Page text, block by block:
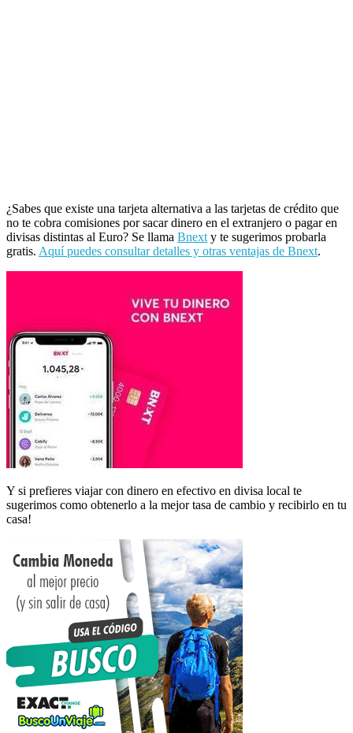
¿Sabes que existe una tarjeta alternativa a las tarjetas de crédito que
no te cobra comisiones por sacar dinero en el extranjero o pagar en
divisas distintas al Euro? Se llama Bnext y te sugerimos probarla
gratis. Aquí puedes consultar detalles y otras ventajas de Bnext.
Y si prefieres viajar con dinero en efectivo en divisa local te
sugerimos como obtenerlo a la mejor tasa de cambio y recibirlo en tu
casa!